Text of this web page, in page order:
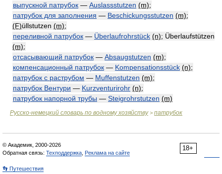
выпускной патрубок — Auslassstutzen (m);
патрубок для заполнения — Beschickungsstutzen (m);
(F)üllstutzen (m);
переливной патрубок — Überlaufrohrstück (n); Überlaufstützen
(m);
отсасывающий патрубок — Absaugstutzen (m);
компенсационный патрубок — Kompensationsstück (n);
патрубок с раструбом — Muffenstutzen (m);
патрубок Вентури — Kurzventurirohr (n);
патрубок напорной трубы — Steigrohrstutzen (m)
Русско-немецкий словарь по водному хозяйству> патрубок
18+
© Академик, 2000-2026
Обратная связь: Техподдержка Реклама на сайте
👣 Путешествия